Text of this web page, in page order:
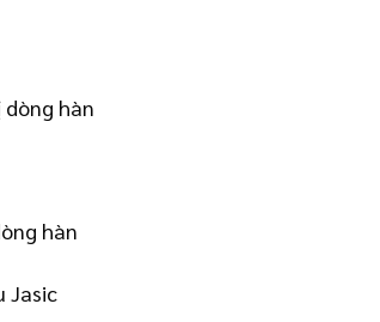
hàn
hàn
Jasic